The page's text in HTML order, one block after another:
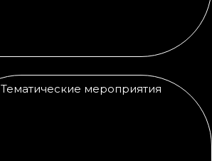
Тематические мероприятия